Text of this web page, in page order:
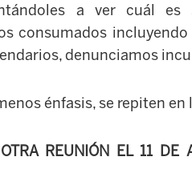
a ver cuál es
consumados
denunciamos
énfasis, se repiten
REUNIÓN EL 11 DE